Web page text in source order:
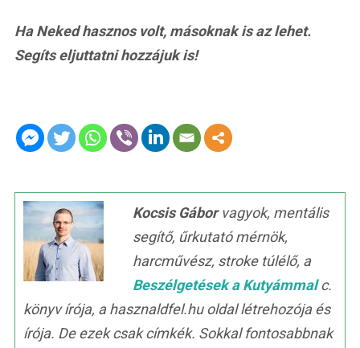
Ha Neked hasznos volt, másoknak is az lehet.
Segíts eljuttatni hozzájuk is!
Kocsis Gáborvagyok, mentális
segítő, űrkutató mérnök,
harcművész, stroke túlélő, a
Beszélgetések a Kutyámmalc.
könyv írója, a hasznaldfel.hu oldal létrehozója és
írója. De ezek csak címkék. Sokkal fontosabbnak